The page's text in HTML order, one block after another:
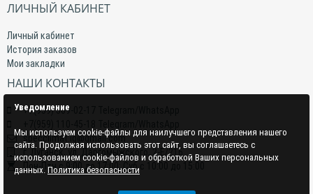
ЛИЧНЫЙ КАБИНЕТ
Личный кабинет
История заказов
Мои закладки
НАШИ КОНТАКТЫ
+7(959) 509-02-17 Telegram/WhatsApp
specclimat.lg@gmail.com
г. Луганск, ул. Даргомыжского, 2-Е/216
Пон-Птн с 9:00 до 17:00; Суб с 10:00 до 15:00
Уведомление
Мы используем cookie-файлы для наилучшего представления нашего
сайта. Продолжая использовать этот сайт, вы соглашаетесь с
использованием cookie-файлов и обработкой Ваших персональных
данных. Политика безопасности